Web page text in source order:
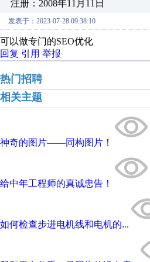
注册：2008年11月11日
发表于：2023-07-28 09:38:10
可以做专门的SEO优化
回复 引用 举报
热门招聘
相关主题
神奇的图片——同构图片！
给中年工程师的真诚忠告！
如何检查步进电机线和电机的...